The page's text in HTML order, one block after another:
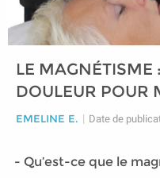
LE MAGNÉTISME
DOULEUR POUR
EMELINE E. | Date de
- Qu’est-ce que le